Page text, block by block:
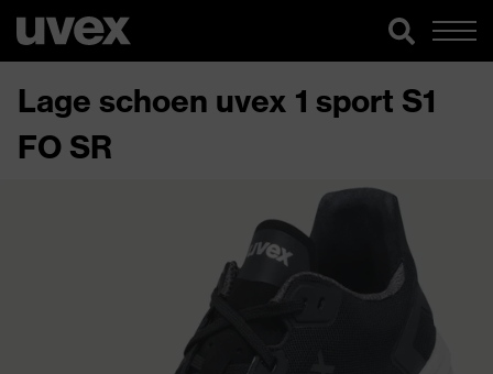
Lage schoen uvex 1 sport S1
FO SR